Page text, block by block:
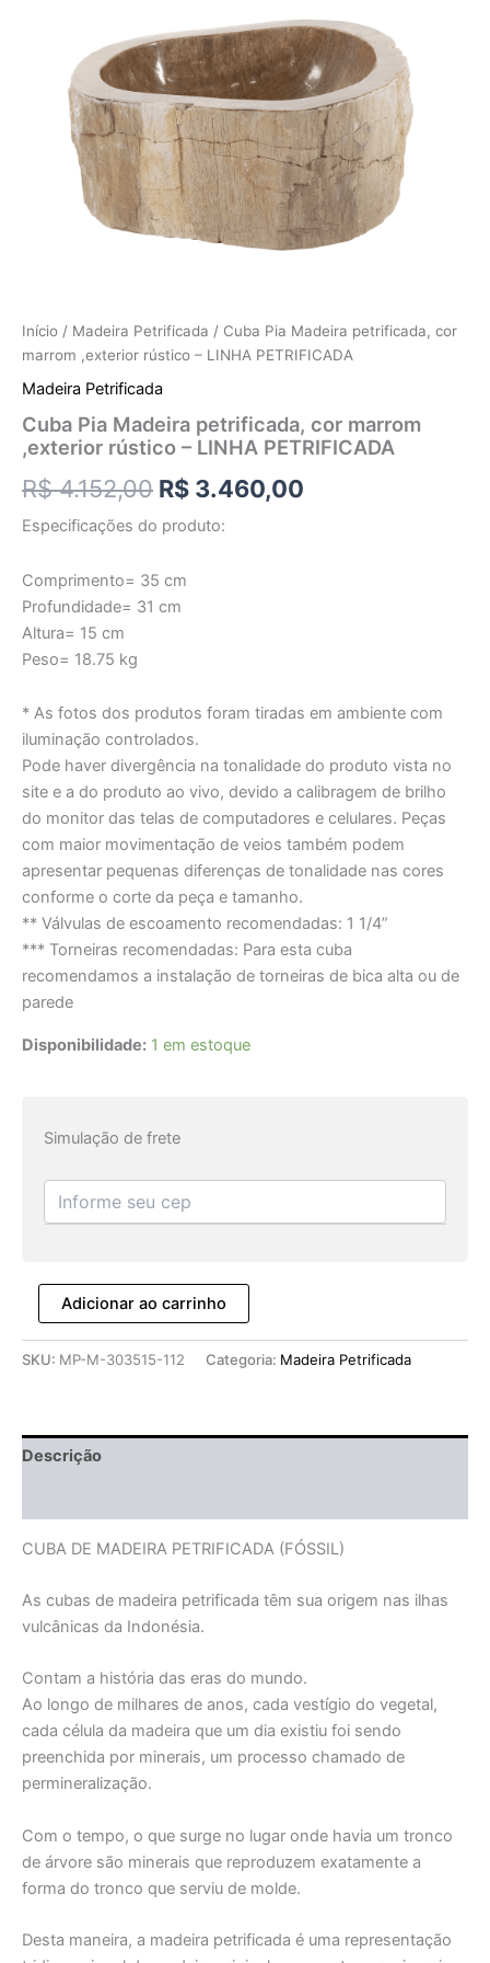
Início / Madeira Petrificada / Cuba Pia Madeira petrificada, cor
marrom ,exterior rústico – LINHA PETRIFICADA
Madeira Petrificada
Cuba Pia Madeira petrificada, cor marrom
,exterior rústico – LINHA PETRIFICADA
R$4.152,00 R$ 3.460,00
Especificações do produto:
Comprimento= 35 cm
Profundidade= 31 cm
Altura= 15 cm
Peso= 18.75 kg
* As fotos dos produtos foram tiradas em ambiente com
iluminação controlados.
Pode haver divergência na tonalidade do produto vista no
site e a do produto ao vivo, devido a calibragem de brilho
do monitor das telas de computadores e celulares. Peças
com maior movimentação de veios também podem
apresentar pequenas diferenças de tonalidade nas cores
conforme o corte da peça e tamanho.
** Válvulas de escoamento recomendadas: 1 1/4”
*** Torneiras recomendadas: Para esta cuba
recomendamos a instalação de torneiras de bica alta ou de
parede
Disponibilidade: 1 em estoque
Simulação de frete
Adicionar ao carrinho
SKU: MP-M-303515-112 Categoria: Madeira Petrificada
Descrição
CUBA DE MADEIRA PETRIFICADA (FÓSSIL)
As cubas de madeira petrificada têm sua origem nas ilhas
vulcânicas da Indonésia.
Contam a história das eras do mundo.
Ao longo de milhares de anos, cada vestígio do vegetal,
cada célula da madeira que um dia existiu foi sendo
preenchida por minerais, um processo chamado de
permineralização.
Com o tempo, o que surge no lugar onde havia um tronco
de árvore são minerais que reproduzem exatamente a
forma do tronco que serviu de molde.
Desta maneira, a madeira petrificada é uma representação